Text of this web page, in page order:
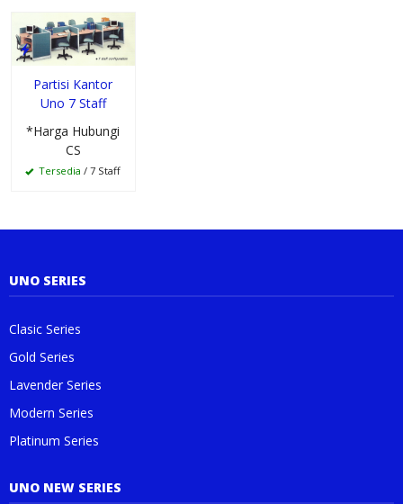
Partisi Kantor
Uno 7 Staff
*Harga Hubungi
CS
Tersedia / 7 Staff
UNO SERIES
Clasic Series
Gold Series
Lavender Series
Modern Series
Platinum Series
UNO NEW SERIES